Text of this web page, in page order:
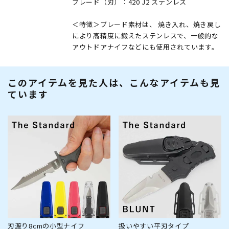
＜特徴＞ブレード素材は、 焼き入れ、焼き戻し
により高精度に鍛えたステンレスで、一般的な
アウトドアナイフなどにも使用されています。
このアイテムを見た人は、こんなアイテムも見
ています
刃渡り8cmの小型ナイフ 扱いやすい平刃タイプ